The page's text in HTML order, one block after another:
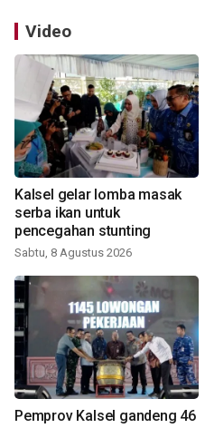
Video
Kalsel gelar lomba masak
serba ikan untuk
pencegahan stunting
Sabtu, 8 Agustus 2026
Pemprov Kalsel gandeng 46